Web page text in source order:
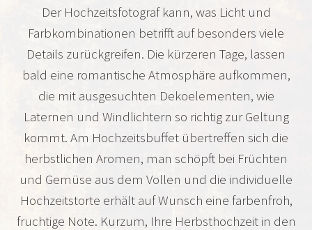
Der Hochzeitsfotograf kann, was Licht und
Farbkombinationen betrifft auf besonders viele
Details zurückgreifen. Die kürzeren Tage, lassen
bald eine romantische Atmosphäre aufkommen,
die mit ausgesuchten Dekoelementen, wie
Laternen und Windlichtern so richtig zur Geltung
kommt. Am Hochzeitsbuffet übertreffen sich die
herbstlichen Aromen, man schöpft bei Früchten
und Gemüse aus dem Vollen und die individuelle
Hochzeitstorte erhält auf Wunsch eine farbenfroh,
fruchtige Note. Kurzum, Ihre Herbsthochzeit in den